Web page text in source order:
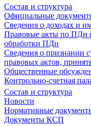
Состав и структура
Официальные
Сведения о доходах и
Правовые акты по ПДн
обработки ПДн
Сведения о признании
правовых актов,
Общественные
Контрольно-счетная
Состав и структура
Новости
Нормативные
Документы КСП